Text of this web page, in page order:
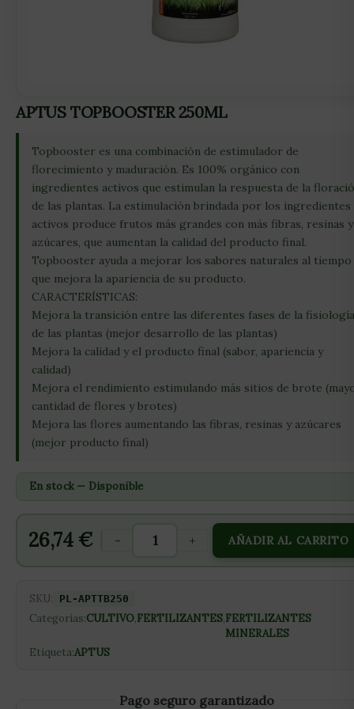
APTUS TOPBOOSTER 250ML
Topbooster es una combinación de estimulador de
florecimiento y maduración. Es 100% orgánico con
ingredientes activos que estimulan la respuesta de la
de las plantas. La estimulación brindada por los ingredientes
activos produce frutos más grandes con más fibras, resinas y
azúcares, que aumentan la calidad del producto final.
Topbooster ayuda a mejorar los sabores naturales al tiempo
que mejora la apariencia de su producto.
CARACTERÍSTICAS:
Mejora la transición entre las diferentes fases de la fisiología
de las plantas (mejor desarrollo de las plantas)
Mejora la calidad y el producto final (sabor, apariencia y
calidad)
Mejora el rendimiento estimulando más sitios de brote
cantidad de flores y brotes)
Mejora las flores aumentando las fibras, resinas y azúcares
(mejor producto final)
En stock — Disponible
26,74 € - + AÑADIR AL CARRITO
SKU: PL-APTTB250
Categorías:CULTIVO,FERTILIZANTES,FERTILIZANTES
MINERALES
Etiqueta:APTUS
Pago seguro garantizado